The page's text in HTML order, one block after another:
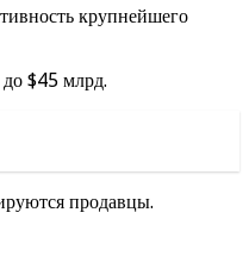
крупнейшего
$45 млрд.
продавцы.